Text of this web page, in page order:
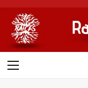
content
Primary